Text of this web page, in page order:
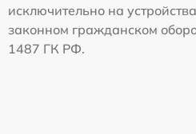
исключительно на
законном гражданском
1487 ГК РФ.